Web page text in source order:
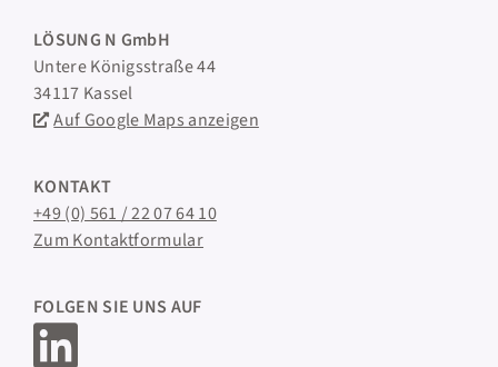
LÖSUNG N GmbH
Untere Königsstraße 44
34117 Kassel
Auf Google Maps anzeigen
KONTAKT
+49 (0) 561 / 22 07 64 10
Zum Kontaktformular
FOLGEN SIE UNS AUF